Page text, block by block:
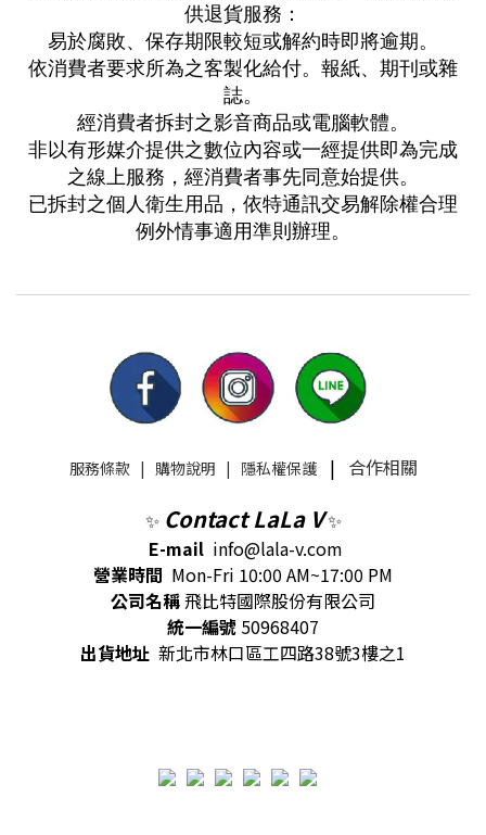
供退貨服務：
易於腐敗、保存期限較短或解約時即將逾期。
依消費者要求所為之客製化給付。報紙、期刊或雜
誌。
經消費者拆封之影音商品或電腦軟體。
非以有形媒介提供之數位內容或一經提供即為完成
之線上服務，經消費者事先同意始提供。
已拆封之個人衛生用品，依特通訊交易解除權合理
例外情事適用準則辦理。
服務條款| 購物說明 | 隱私權保護| 合作相關
✨ Contact LaLa V✨
E-mail info@lala-v.com
營業時間 Mon-Fri 10:00 AM~17:00 PM
公司名稱飛比特國際股份有限公司
統一編號 50968407
出貨地址 新北市林口區工四路38號3樓之1